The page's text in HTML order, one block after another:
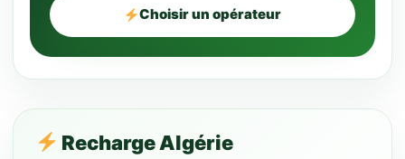
Choisir un opérateur
Recharge Algérie